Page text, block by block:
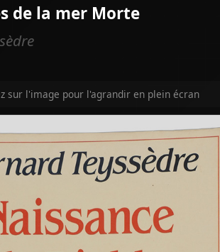
de la mer Morte
sur l'image pour l'agrandir en plein écran